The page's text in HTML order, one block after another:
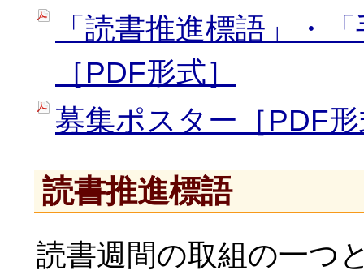
「読書推進標語」・
［PDF形式］
募集ポスター［PDF
読書推進標語
読書週間の取組の一つ